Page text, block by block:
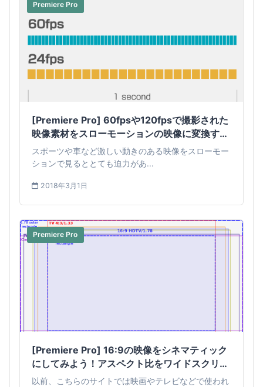
Premiere Pro
[Premiere Pro] 60fpsや120fpsで撮影された
映像素材をスローモーションの映像に変換する
方法
スポーツや車など激しい動きのある映像をスローモー
ションで見るととても迫力があ...
2018年3月1日
Premiere Pro
[Premiere Pro] 16:9の映像をシネマティック
にしてみよう！アスペクト比をワイドスクリー
ンの2.35:1に変更する方法
以前、こちらのサイトでは映画やテレビなどで使われ